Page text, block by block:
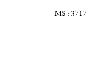
MS : 3717